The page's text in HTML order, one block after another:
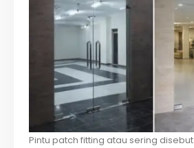
Pintu patch fitting atau sering disebut